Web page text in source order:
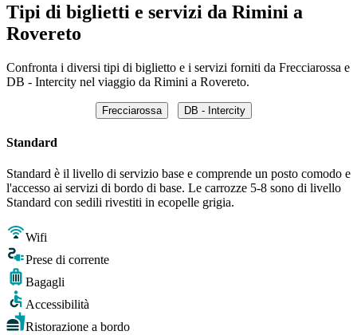
Tipi di biglietti e servizi da Rimini a
Rovereto
Confronta i diversi tipi di biglietto e i servizi forniti da Frecciarossa e
DB - Intercity nel viaggio da Rimini a Rovereto.
Frecciarossa DB - Intercity
Standard
Standard è il livello di servizio base e comprende un posto comodo e
l'accesso ai servizi di bordo di base. Le carrozze 5-8 sono di livello
Standard con sedili rivestiti in ecopelle grigia.
Wifi
Prese di corrente
Bagagli
Accessibilità
Ristorazione a bordo